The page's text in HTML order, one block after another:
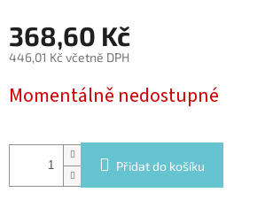
368,60 Kč
446,01 Kč včetně DPH
cena:
Momentálně nedostupné
Přidat do košíku